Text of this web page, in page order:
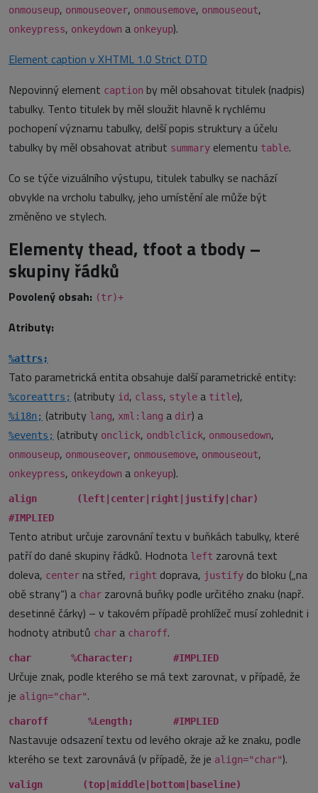
onmouseup, onmouseover, onmousemove, onmouseout,
onkeypress, onkeydown a onkeyup).
Element caption v XHTML 1.0 Strict DTD
Nepovinný element caption by měl obsahovat titulek (nadpis)
tabulky. Tento titulek by měl sloužit hlavně k rychlému
pochopení významu tabulky, delší popis struktury a účelu
tabulky by měl obsahovat atribut summary elementu table.
Co se týče vizuálního výstupu, titulek tabulky se nachází
obvykle na vrcholu tabulky, jeho umístění ale může být
změněno ve stylech.
Elementy thead, tfoot a tbody –
skupiny řádků
Povolený obsah: (tr)+
Atributy:
%attrs;
Tato parametrická entita obsahuje další parametrické entity:
%coreattrs; (atributy id, class, style a title),
%i18n; (atributy lang, xml:lang a dir) a
%events; (atributy onclick, ondblclick, onmousedown,
onmouseup, onmouseover, onmousemove, onmouseout,
onkeypress, onkeydown a onkeyup).
align (left|center|right|justify|char)
#IMPLIED
Tento atribut určuje zarovnání textu v buňkách tabulky, které
patří do dané skupiny řádků. Hodnota left zarovná text
doleva, center na střed, right doprava, justify do bloku („na
obě strany“) a char zarovná buňky podle určitého znaku (např.
desetinné čárky) – v takovém případě prohlížeč musí zohlednit i
hodnoty atributů char a charoff.
char %Character; #IMPLIED
Určuje znak, podle kterého se má text zarovnat, v případě, že
je align="char".
charoff %Length; #IMPLIED
Nastavuje odsazení textu od levého okraje až ke znaku, podle
kterého se text zarovnává (v případě, že je align="char").
valign (top|middle|bottom|baseline)